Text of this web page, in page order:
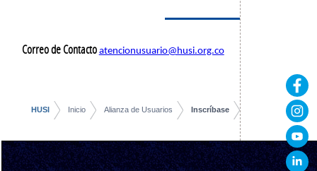
Correo de Contacto atencionusuario@husi.org.co
HUSI Inicio Alianza de Usuarios Inscríbase